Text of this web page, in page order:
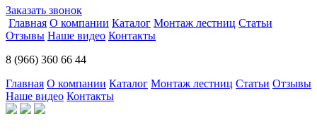
Заказать звонок
Главная О компании Каталог Монтаж лестниц Статьи
Отзывы Наше видео Контакты
8 (966) 360 66 44
Главная О компании Каталог Монтаж лестниц Статьи Отзывы
Наше видео Контакты